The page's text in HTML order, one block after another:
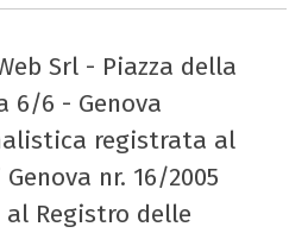
Srl - Piazza della
6/6 - Genova
registrata al
nr. 16/2005
al Registro delle